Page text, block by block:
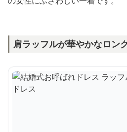
肩ラッフルが華やかなロン